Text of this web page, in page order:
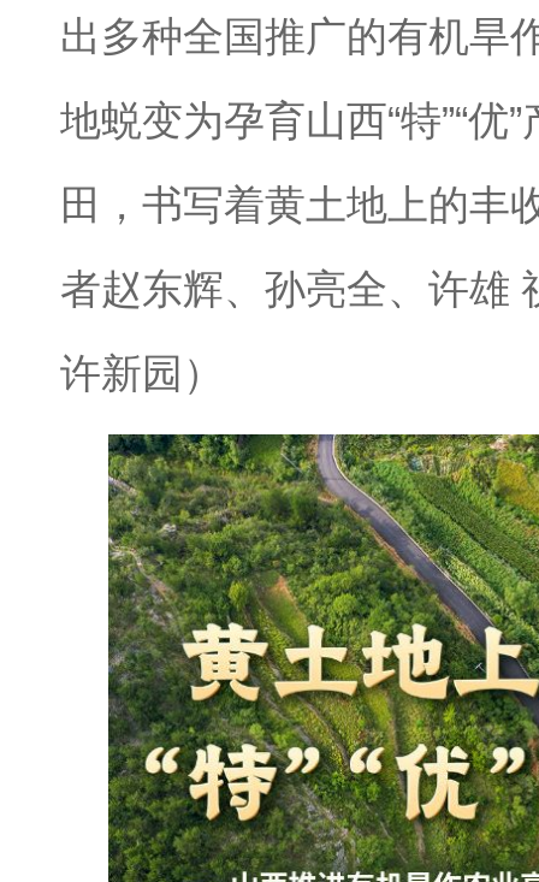
出多种全国推广的有机旱
地蜕变为孕育山西“特”“优
田，书写着黄土地上的丰
者赵东辉、孙亮全、许雄
许新园）